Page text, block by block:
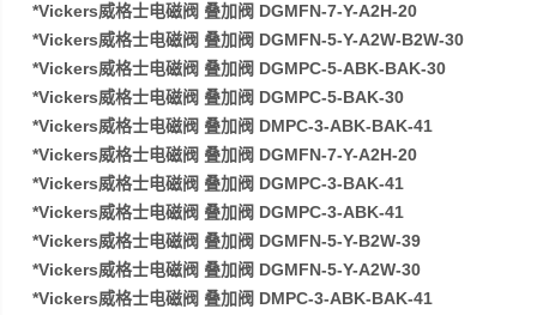
*Vickers威格士电磁阀 叠加阀 DGMFN-7-Y-A2H-20
*Vickers威格士电磁阀 叠加阀 DGMFN-5-Y-A2W-B2W-30
*Vickers威格士电磁阀 叠加阀 DGMPC-5-ABK-BAK-30
*Vickers威格士电磁阀 叠加阀 DGMPC-5-BAK-30
*Vickers威格士电磁阀 叠加阀 DMPC-3-ABK-BAK-41
*Vickers威格士电磁阀 叠加阀 DGMFN-7-Y-A2H-20
*Vickers威格士电磁阀 叠加阀 DGMPC-3-BAK-41
*Vickers威格士电磁阀 叠加阀 DGMPC-3-ABK-41
*Vickers威格士电磁阀 叠加阀 DGMFN-5-Y-B2W-39
*Vickers威格士电磁阀 叠加阀 DGMFN-5-Y-A2W-30
*Vickers威格士电磁阀 叠加阀 DMPC-3-ABK-BAK-41